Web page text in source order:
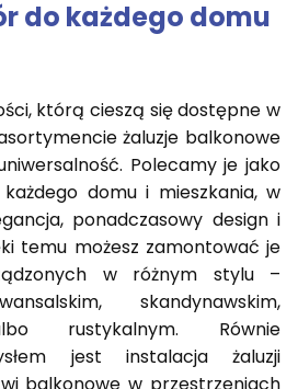
do każdego domu
którą cieszą się dostępne w
żaluzje balkonowe
Polecamy je jako
domu i mieszkania, w
ponadczasowy design i
temu możesz zamontować je
w różnym stylu –
skandynawskim,
rustykalnym. Równie
jest instalacja żaluzji
balkonowe w przestrzeniach